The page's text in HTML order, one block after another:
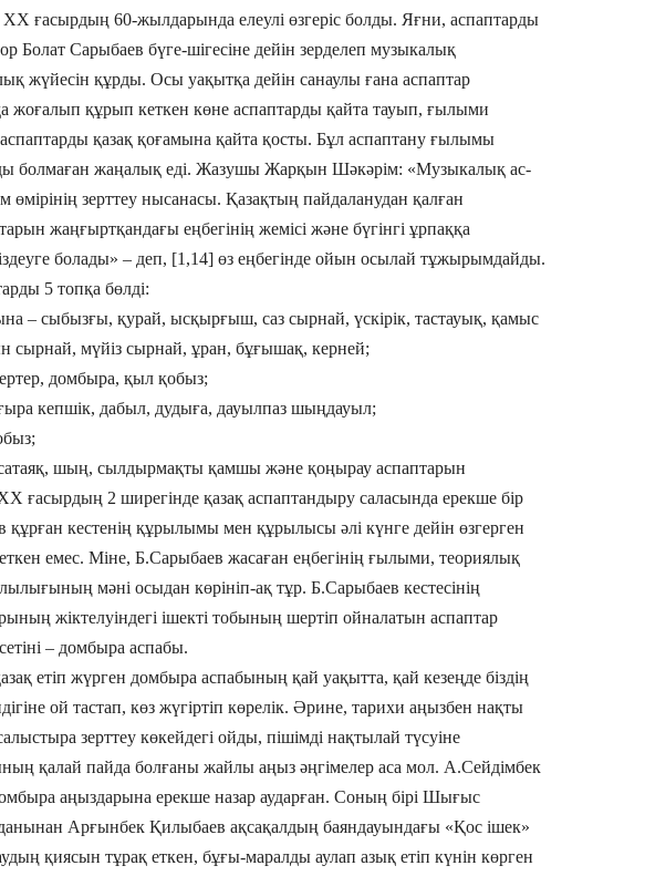
ғасырдың 60-жылдарында елеулі өзгеріс бол­ды. Яғни, аспаптарды
Болат Сарыбаев бүге-шігесіне дейін зерделеп музыкалық
жүйесін құрды. Осы уа­қытқа дейін санаулы ғана аспаптар
жоғалып құрып кеткен көне аспаптарды қайта тауып, ғылыми
қазақ қоғамына қайта қосты. Бұл аспаптану ғылымы
болмаған жаңалық еді. Жазушы Жарқын Шәкәрім: «Музыкалық ас­
өмірінің зерт­теу нысанасы. Қазақтың пайдаланудан қалған
жаң­ғырт­қан­дағы еңбегінің жемісі және бүгінгі ұр­паққа
болады» – деп, [1,14] өз еңбегінде ойын осылай тұжырымдайды.
5 топқа бөлді:
– сы­бызғы, қурай, ысқырғыш, саз сырнай, үс­кірік, тастауық, қамыс
сырнай, мүйіз сырнай, ұран, бұғышақ, керней;
домбыра, қыл қобыз;
кепшік, дабыл, дудыға, дауылпаз шыңдауыл;
шың, сылдырмақты қамшы және қоңырау аспаптарын
2 ширегінде қа­зақ аспаптандыру саласында ерекше бір
кестенің құрылымы мен құрылысы әлі күнге дейін өзгерген
еткен емес. Міне, Б.Сарыбаев жасаған еңбегінің ғылыми, теориялық
мәні осыдан көрініп-ақ тұр. Б.Сарыбаев кестесінің
жікте­луіндегі ішекті тобының шертіп ойналатын аспаптар
– домбыра аспабы.
етіп жүрген домбыра аспабының қай уақытта, қай кезеңде біздің
ой тастап, көз жүгіртіп көрелік. Әрине, тарихи аңызбен нақты
зерттеу көкейдегі ойды, пішімді нақтылай түсуіне
қалай пайда болғаны жайлы аңыз әңгімелер аса мол. А.Сейдімбек
аңыз­дарына ерекше назар аудар­ған. Соның бірі Шығыс
Арғынбек Қилыбаев ақсақалдың баян­дауындағы «Қос ішек»
қиясын тұрақ еткен, бұғы-маралды аулап азық етіп күнін көрген